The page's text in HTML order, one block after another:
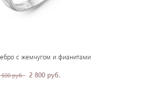
с жемчугом и фианитами
500 руб. 2 800 руб.